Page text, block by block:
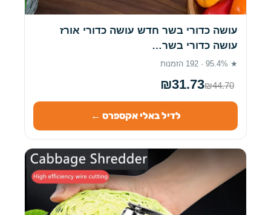
עושה כדורי בשר חדש עושה כדורי אורז
עושה כדורי בשר…
★ 95.4% · 192 הזמנות
₪31.73₪44.70
לדיל באלי אקספרס ←